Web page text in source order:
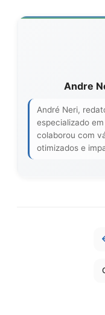
Andre
André Neri,
especializado
colaborou com
otimizados e